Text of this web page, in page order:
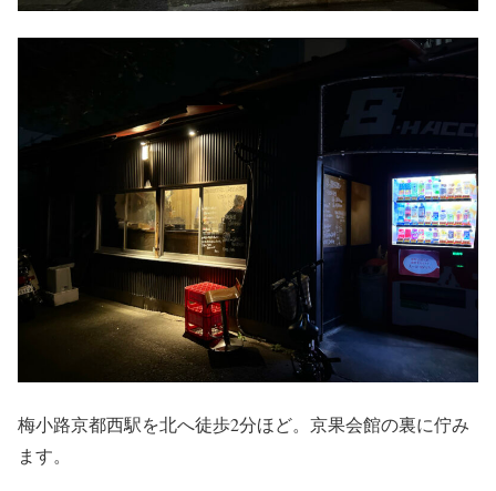
梅小路京都西駅を北へ徒歩2分ほど。京果会館の裏に佇み
ます。